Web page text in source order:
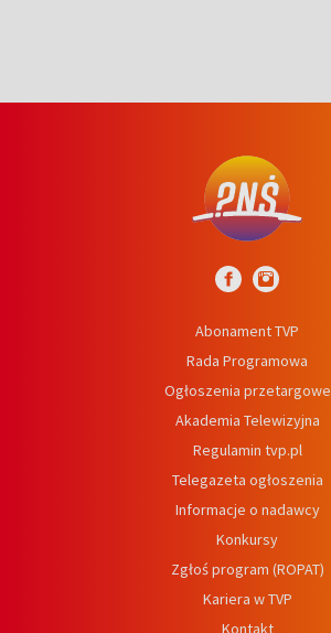
Abonament TVP
Rada Programowa
Ogłoszenia przetargowe
Akademia Telewizyjna
Regulamin tvp.pl
Telegazeta ogłoszenia
Informacje o nadawcy
Konkursy
Zgłoś program (ROPAT)
Kariera w TVP
Kontakt